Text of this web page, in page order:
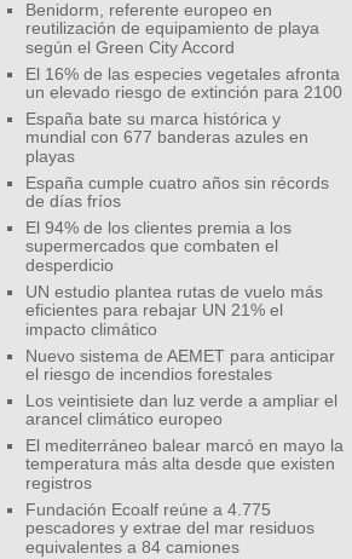
Benidorm, referente europeo en
reutilización de equipamiento de playa
según el Green City Accord
El 16% de las especies vegetales afronta
un elevado riesgo de extinción para 2100
España bate su marca histórica y
mundial con 677 banderas azules en
playas
España cumple cuatro años sin récords
de días fríos
El 94% de los clientes premia a los
supermercados que combaten el
desperdicio
UN estudio plantea rutas de vuelo más
eficientes para rebajar UN 21% el
impacto climático
Nuevo sistema de AEMET para anticipar
el riesgo de incendios forestales
Los veintisiete dan luz verde a ampliar el
arancel climático europeo
El mediterráneo balear marcó en mayo la
temperatura más alta desde que existen
registros
Fundación Ecoalf reúne a 4.775
pescadores y extrae del mar residuos
equivalentes a 84 camiones